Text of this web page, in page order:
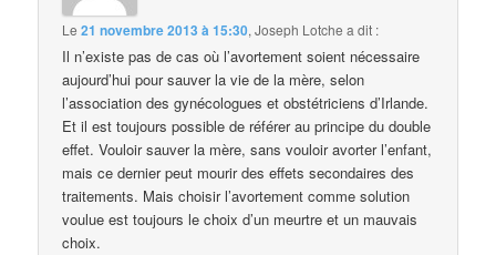
Le21 novembre 2013 à 15:30,Joseph Lotche a dit :
Il n’existe pas de cas où l’avortement soient nécessaire
aujourd’hui pour sauver la vie de la mère, selon
l’association des gynécologues et obstétriciens d’Irlande.
Et il est toujours possible de référer au principe du double
effet. Vouloir sauver la mère, sans vouloir avorter l’enfant,
mais ce dernier peut mourir des effets secondaires des
traitements. Mais choisir l’avortement comme solution
voulue est toujours le choix d’un meurtre et un mauvais
choix.